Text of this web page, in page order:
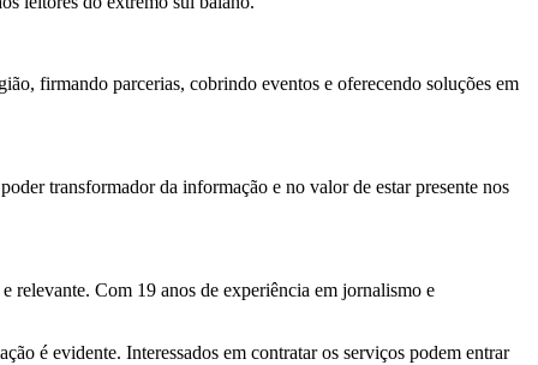
firmando parcerias, cobrindo eventos e oferecendo soluções em
transformador da informação e no valor de estar presente nos
relevante. Com 19 anos de experiência em jornalismo e
é evidente. Interessados em contratar os serviços podem entrar